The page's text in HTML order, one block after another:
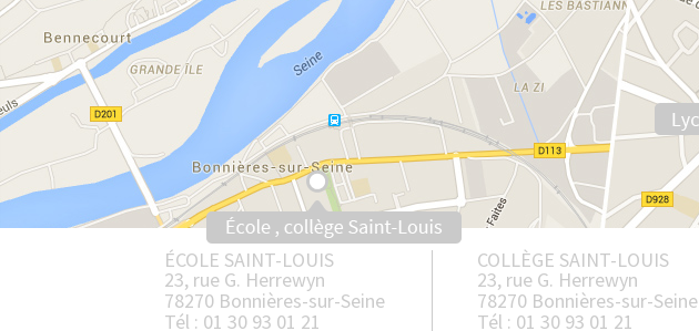
ÉCOLE SAINT-LOUIS
23, rue G. Herrewyn
78270 Bonnières-sur-Seine
Tél : 01 30 93 01 21
COLLÈGE SAINT-LOUIS
23, rue G. Herrewyn
78270 Bonnières-sur-Seine
Tél : 01 30 93 01 21